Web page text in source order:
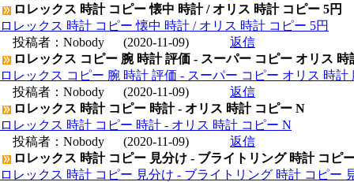
ロレックス 時計 コピー 懐中 時計 / オリス 時計 コピー 5円
ロレックス 時計 コピー 懐中 時計 / オリス 時計 コピー 5円
投稿者： Nobody (2020-11-09)
返信
ロレックス コピー 腕 時計 評価 - スーパー コピー オリス 時
ロレックス コピー 腕 時計 評価 - スーパー コピー オリス 時計
投稿者： Nobody (2020-11-09)
返信
ロレックス 時計 コピー 時計 - オリス 時計 コピー N
ロレックス 時計 コピー 時計 - オリス 時計 コピー N
投稿者： Nobody (2020-11-09)
返信
ロレックス 時計 コピー 見分け - ブライトリング 時計 コピ
ロレックス 時計 コピー 見分け - ブライトリング 時計 コピー